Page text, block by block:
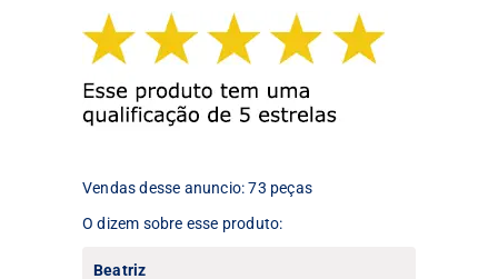
podem
ser
escolhidas
na
página
opções
podem
ser
na
Vendas desse anuncio: 73 peças
O dizem sobre esse produto:
Beatriz